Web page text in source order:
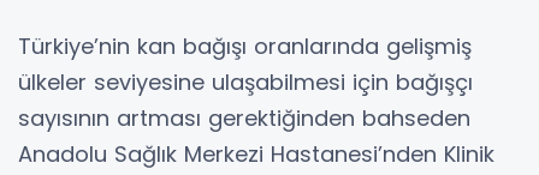
Türkiye’nin kan bağışı oranlarında gelişmiş
ülkeler seviyesine ulaşabilmesi için bağışçı
sayısının artması gerektiğinden bahseden
Anadolu Sağlık Merkezi Hastanesi’nden Klinik